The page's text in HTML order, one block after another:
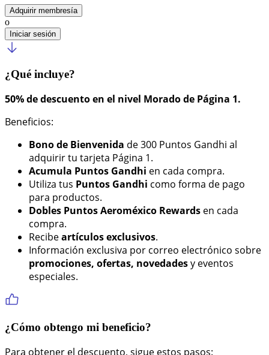
Adquirir membresía
o
Iniciar sesión
¿Qué incluye?
50% de descuento en el nivel Morado de Página 1.
Beneficios:
Bono de Bienvenida de 300 Puntos Gandhi al
adquirir tu tarjeta Página 1.
Acumula Puntos Gandhi en cada compra.
Utiliza tus Puntos Gandhi como forma de pago
para productos.
Dobles Puntos Aeroméxico Rewards en cada
compra.
Recibeartículos exclusivos.
Información exclusiva por correo electrónico sobre
promociones, ofertas, novedadesy eventos
especiales.
¿Cómo obtengo mi beneficio?
Para obtener el descuento, sigue estos pasos: